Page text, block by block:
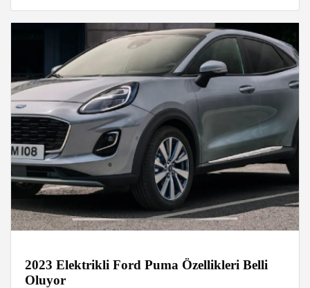
2023 Elektrikli Ford Puma Özellikleri Belli
Oluyor